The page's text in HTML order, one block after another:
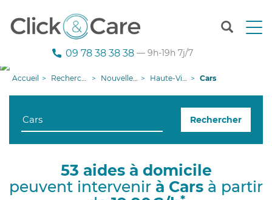
T
n
g
i
09 78 38 38 38 — 9h-19h 7j/7
Accueil Recherche aide à domicile Nouvelle-Aquitaine Haute-Vienne Cars
Rechercher
53 aides à domicile
peuvent intervenir à Cars à partir